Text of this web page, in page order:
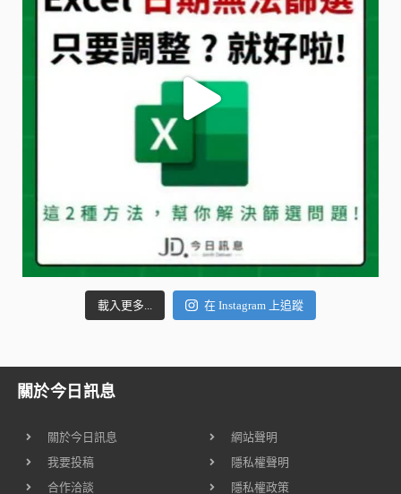
載入更多... 在 Instagram 上追蹤
關於今日訊息
關於今日訊息
我要投稿
合作洽談
網站聲明
隱私權聲明
隱私權政策